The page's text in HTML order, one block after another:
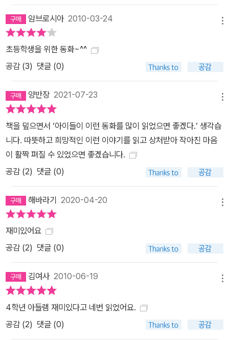
암브로시아2010-03-24
초등학생을 위한 동화~^^
공감 (3) 댓글 (0)
양반장2021-07-23
책을 덮으면서 ‘아이들이 이런 동화를 많이 읽었으면 좋겠다.‘ 생각습
니다. 따뜻하고 희망적인 이런 이야기를 읽고 상처받아 작아진 마음
이 활짝 펴질 수 있었으면 좋겠습니다.
공감 (2) 댓글 (0)
해바라기 2020-04-20
재미있어요
공감 (2) 댓글 (0)
김여사 2010-06-19
4학년 아들램 재미있다고 네번 읽었어요.
공감 (2) 댓글 (0)